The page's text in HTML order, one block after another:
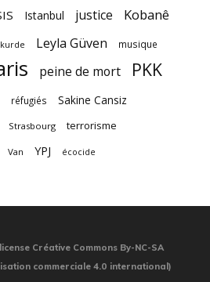
Istanbul justice Kobanê
Leyla Güven musique
peine de mort PKK
réfugiés Sakine Cansiz
Strasbourg terrorisme
Van YPJ écocide
Créative Commons By-NC-SA
commerciale 4.0 international)